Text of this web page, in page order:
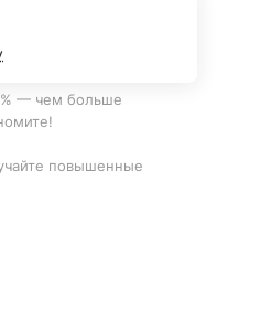
— чем больше
повышенные